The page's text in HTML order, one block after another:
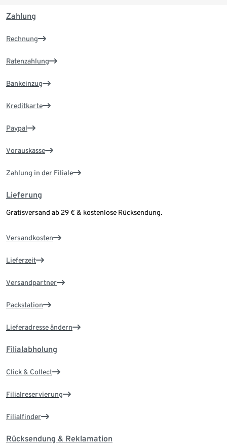
Zahlung
Rechnung
Ratenzahlung
Bankeinzug
Kreditkarte
Paypal
Vorauskasse
Zahlung in der Filiale
Lieferung
Gratisversand ab 29 € & kostenlose Rücksendung.
Versandkosten
Lieferzeit
Versandpartner
Packstation
Lieferadresse ändern
Filialabholung
Click & Collect
Filialreservierung
Filialfinder
Rücksendung & Reklamation